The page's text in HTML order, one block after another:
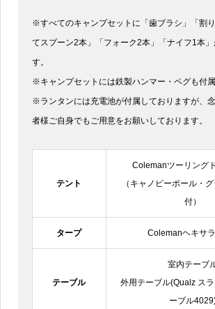
※すべてのキャンプセットに「歯ブラシ」「割
てスプーン2本」「フォーク2本」「ナイフ1本」
す。
※キャンプセットには鉄製ハンマー・ペグも付属
※ランタンには充電池が付属しておりますが、
者様ご自身でもご用意をお願いしております。
テント
Colemanツーリング
（キャノピーポール・
付）
タープ Colemanヘキサ
テーブル
室内テーブ
外用テーブル(Qualz ス
ーブル